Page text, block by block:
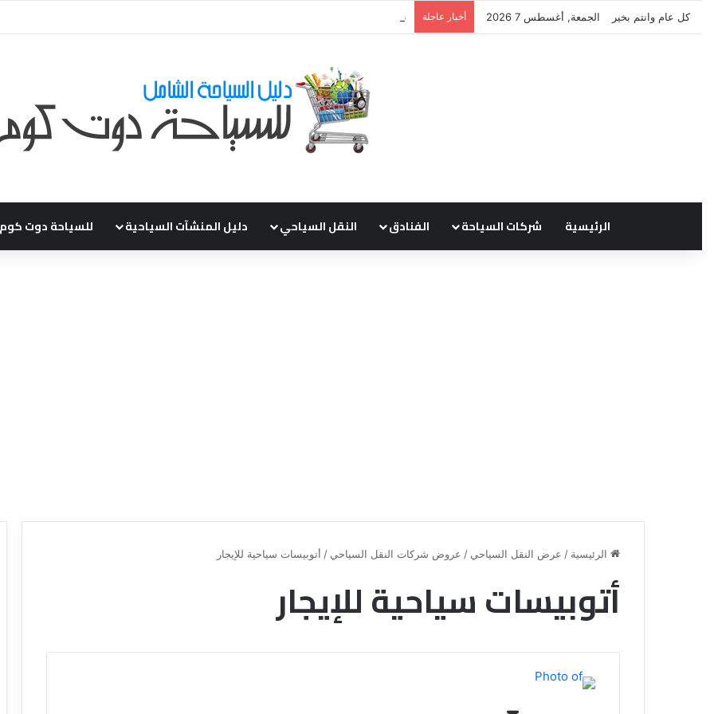
كل عام وانتم بخير الجمعة, أغسطس 7 2026 أخبار عاجلة نتشرف بتلقي طلباتكم و استفسارتكم ... لو عندك سؤال او استفسار ماتدرددش فى طلب
الرئيسية شركات السياحة الفنادق النقل السياحي دليل المنشآت السياحية للسياحة دوت كوم
الرئيسية / عرض النقل السياحي / عروض شركات النقل السياحي / أتوبيسات سياحية للإيجار
أتوبيسات سياحية للإيجار
ق
ن
ة
ض